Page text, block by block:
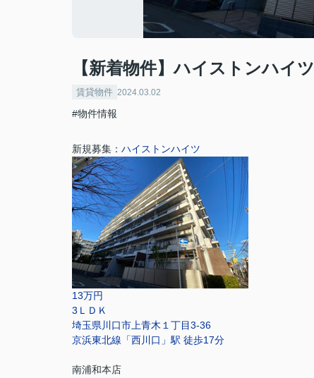
【新着物件】ハイストンハイツ
賃貸物件 2024.03.02
#物件情報
新規募集： ハイストンハイツ
13万円
3ＬＤＫ
埼玉県川口市上青木１丁目3-36
京浜東北線「西川口」駅 徒歩17分
南浦和本店